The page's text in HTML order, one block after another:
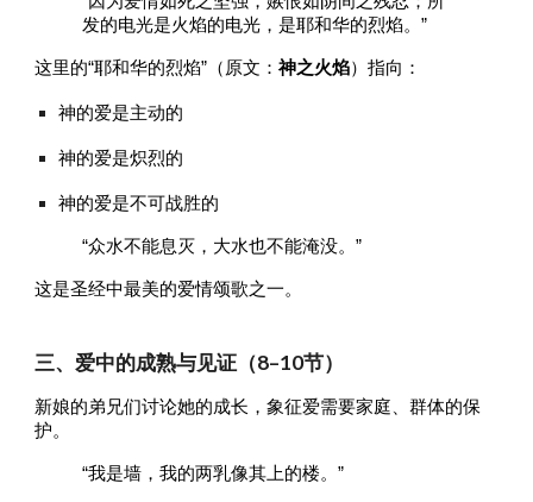
发的电光是火焰的电光，是耶和华的烈焰。”
这里的“耶和华的烈焰”（原文：神之火焰）指向：
神的爱是主动的
神的爱是炽烈的
神的爱是不可战胜的
“众水不能息灭，大水也不能淹没。”
这是圣经中最美的爱情颂歌之一。
三、爱中的成熟与见证（8–10节）
新娘的弟兄们讨论她的成长，象征爱需要家庭、群体的保
护。
“我是墙，我的两乳像其上的楼。”